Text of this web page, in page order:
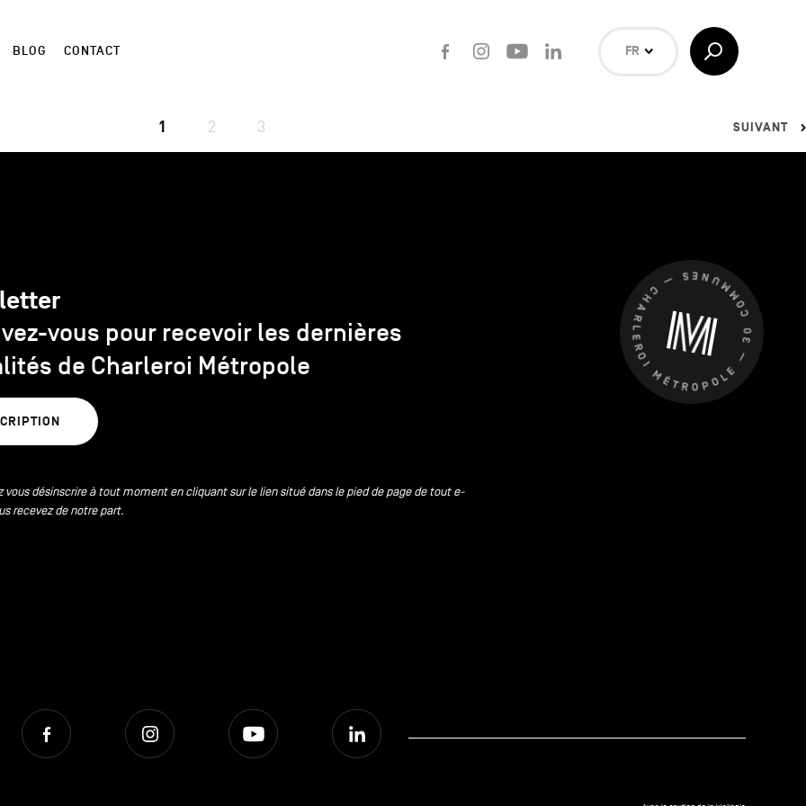
BLOG CONTACT
FacebookInstagramYoutube
FR
Afficher/Masquer
la
Recherche
1 2 3 SUIVANT
CHARLEROI MÉTROPOLE — 30 COMMUNES —
vous pour recevoir les dernières
de Charleroi Métropole
vous désinscrire à tout moment en cliquant sur le lien situé dans le pied de page de tout e-
recevez de notre part.
Facebook Instagram